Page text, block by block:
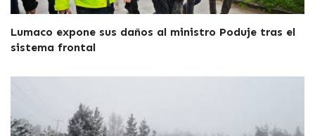
Lumaco expone sus daños al ministro Poduje tras el
sistema frontal